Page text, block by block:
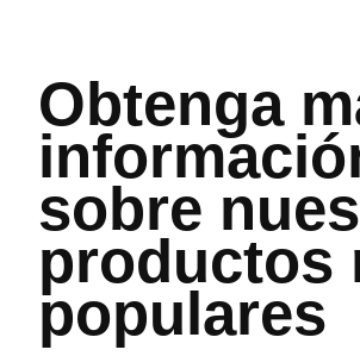
Obtenga
sobre
productos
populares